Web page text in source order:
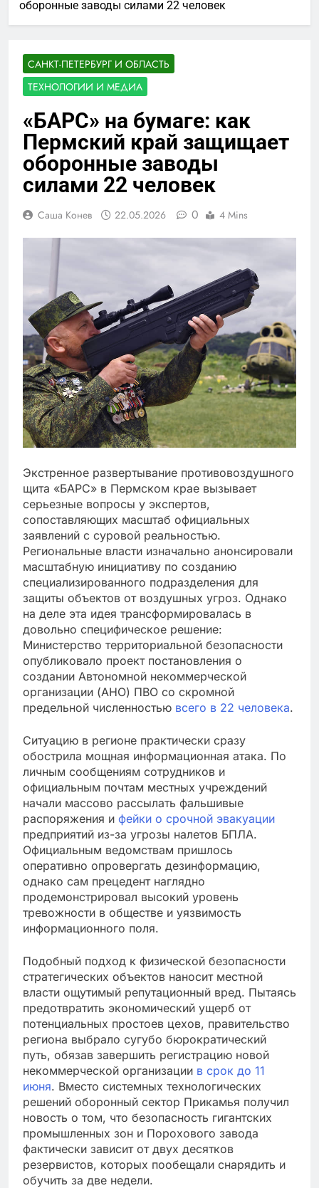
оборонные заводы силами 22 человек
САНКТ-ПЕТЕРБУРГ И ОБЛАСТЬ
ТЕХНОЛОГИИ И МЕДИА
«БАРС» на бумаге: как
Пермский край защищает
оборонные заводы
силами 22 человек
Саша Конев 22.05.2026 0 4 Mins
Экстренное развертывание противовоздушного
щита «БАРС» в Пермском крае вызывает
серьезные вопросы у экспертов,
сопоставляющих масштаб официальных
заявлений с суровой реальностью.
Региональные власти изначально анонсировали
масштабную инициативу по созданию
специализированного подразделения для
защиты объектов от воздушных угроз. Однако
на деле эта идея трансформировалась в
довольно специфическое решение:
Министерство территориальной безопасности
опубликовало проект постановления о
создании Автономной некоммерческой
организации (АНО) ПВО со скромной
предельной численностью всего в 22 человека.
Ситуацию в регионе практически сразу
обострила мощная информационная атака. По
личным сообщениям сотрудников и
официальным почтам местных учреждений
начали массово рассылать фальшивые
распоряжения и фейки о срочной эвакуации
предприятий из-за угрозы налетов БПЛА.
Официальным ведомствам пришлось
оперативно опровергать дезинформацию,
однако сам прецедент наглядно
продемонстрировал высокий уровень
тревожности в обществе и уязвимость
информационного поля.
Подобный подход к физической безопасности
стратегических объектов наносит местной
власти ощутимый репутационный вред. Пытаясь
предотвратить экономический ущерб от
потенциальных простоев цехов, правительство
региона выбрало сугубо бюрократический
путь, обязав завершить регистрацию новой
некоммерческой организации в срок до 11
июня. Вместо системных технологических
решений оборонный сектор Прикамья получил
новость о том, что безопасность гигантских
промышленных зон и Порохового завода
фактически зависит от двух десятков
резервистов, которых пообещали снарядить и
обучить за две недели.